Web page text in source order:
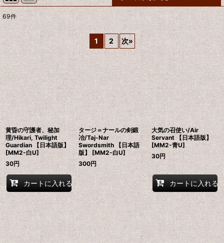
表示数
在庫あり
並び順 :
絞り込む
69件
1 2 次»
黄昏の守護者、秘加
理/Hikari, Twilight
Guardian 【日本語版】
[MM2-白U]
30円
カートに入れる
タージ＝ナールの剣鍛
冶/Taj-Nar
Swordsmith 【日本語
版】 [MM2-白U]
300円
大気の召使い/Air
Servant 【日本語版】
[MM2-青U]
30円
カートに入れる